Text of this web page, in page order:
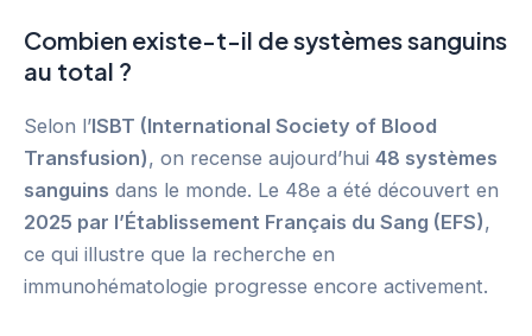
Combien existe-t-il de systèmes sanguins
au total ?
Selon l’ISBT (International Society of Blood
Transfusion), on recense aujourd’hui 48 systèmes
sanguins dans le monde. Le 48e a été découvert en
2025 par l’Établissement Français du Sang (EFS),
ce qui illustre que la recherche en
immunohématologie progresse encore activement.